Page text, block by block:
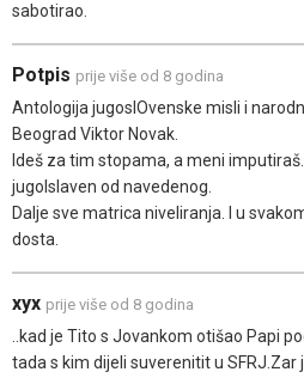
sabotirao.
Potpis prije više od 8 godina
Antologija jugoslOvenske misli i
Beograd Viktor Novak.
Ideš za tim stopama, a meni
jugolslaven od navedenog.
Dalje sve matrica niveliranja. I u
dosta.
xyx prije više od 8 godina
..kad je Tito s Jovankom otišao Papi
tada s kim dijeli suverenitit u SFRJ.Zar